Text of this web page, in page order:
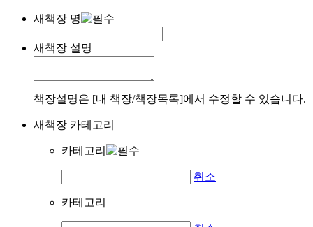
새책장 명
새책장 설명
책장설명은 [내 책장/책장목록]에서 수정할 수 있습니다.
새책장 카테고리
카테고리
취소
카테고리